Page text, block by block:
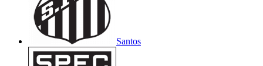
Santos